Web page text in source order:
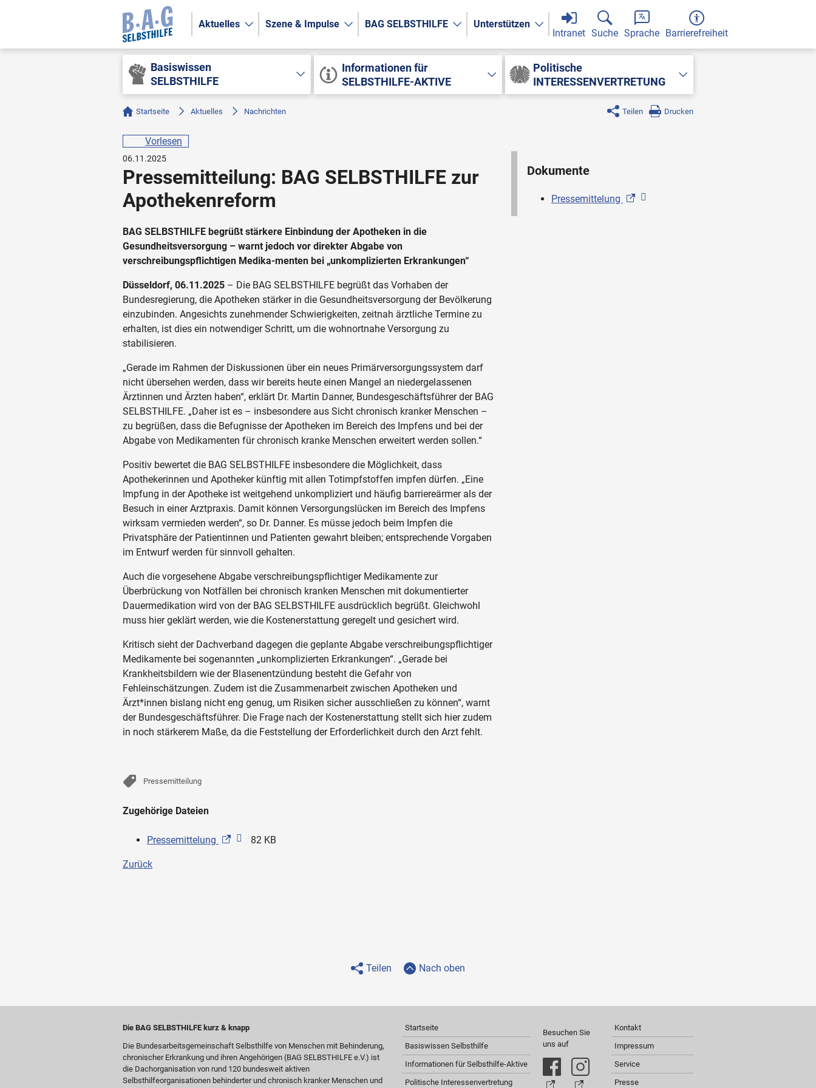
Aktuelles Szene & Impulse BAG SELBSTHILFE Unterstützen
Intranet Suche Sprache Barrierefreiheit
Basiswissen
SELBSTHILFE
Informationen für
SELBSTHILFE-AKTIVE
Politische
INTERESSENVERTRETUNG
Startseite Aktuelles Nachrichten Teilen Drucken
Vorlesen
06.11.2025
Pressemitteilung: BAG SELBSTHILFE zur
Apothekenreform
BAG SELBSTHILFE begrüßt stärkere Einbindung der Apotheken in die
Gesundheitsversorgung – warnt jedoch vor direkter Abgabe von
verschreibungspflichtigen Medika-menten bei „unkomplizierten Erkrankungen“
Düsseldorf, 06.11.2025 – Die BAG SELBSTHILFE begrüßt das Vorhaben der
Bundesregierung, die Apotheken stärker in die Gesundheitsversorgung der Bevölkerung
einzubinden. Angesichts zunehmender Schwierigkeiten, zeitnah ärztliche Termine zu
erhalten, ist dies ein notwendiger Schritt, um die wohnortnahe Versorgung zu
stabilisieren.
„Gerade im Rahmen der Diskussionen über ein neues Primärversorgungssystem darf
nicht übersehen werden, dass wir bereits heute einen Mangel an niedergelassenen
Ärztinnen und Ärzten haben“, erklärt Dr. Martin Danner, Bundesgeschäftsführer der BAG
SELBSTHILFE. „Daher ist es – insbesondere aus Sicht chronisch kranker Menschen –
zu begrüßen, dass die Befugnisse der Apotheken im Bereich des Impfens und bei der
Abgabe von Medikamenten für chronisch kranke Menschen erweitert werden sollen.“
Positiv bewertet die BAG SELBSTHILFE insbesondere die Möglichkeit, dass
Apothekerinnen und Apotheker künftig mit allen Totimpfstoffen impfen dürfen. „Eine
Impfung in der Apotheke ist weitgehend unkompliziert und häufig barriereärmer als der
Besuch in einer Arztpraxis. Damit können Versorgungslücken im Bereich des Impfens
wirksam vermieden werden“, so Dr. Danner. Es müsse jedoch beim Impfen die
Privatsphäre der Patientinnen und Patienten gewahrt bleiben; entsprechende Vorgaben
im Entwurf werden für sinnvoll gehalten.
Auch die vorgesehene Abgabe verschreibungspflichtiger Medikamente zur
Überbrückung von Notfällen bei chronisch kranken Menschen mit dokumentierter
Dauermedikation wird von der BAG SELBSTHILFE ausdrücklich begrüßt. Gleichwohl
muss hier geklärt werden, wie die Kostenerstattung geregelt und gesichert wird.
Kritisch sieht der Dachverband dagegen die geplante Abgabe verschreibungspflichtiger
Medikamente bei sogenannten „unkomplizierten Erkrankungen“. „Gerade bei
Krankheitsbildern wie der Blasenentzündung besteht die Gefahr von
Fehleinschätzungen. Zudem ist die Zusammenarbeit zwischen Apotheken und
Ärzt*innen bislang nicht eng genug, um Risiken sicher ausschließen zu können“, warnt
der Bundesgeschäftsführer. Die Frage nach der Kostenerstattung stellt sich hier zudem
in noch stärkerem Maße, da die Feststellung der Erforderlichkeit durch den Arzt fehlt.
Pressemitteilung
Zugehörige Dateien
Pressemittelung 82 KB
Zurück
Dokumente
Pressemittelung
Teilen Nach oben
Die BAG SELBSTHILFE kurz & knapp
Die Bundesarbeitsgemeinschaft Selbsthilfe von Menschen mit Behinderung,
chronischer Erkrankung und ihren Angehörigen (BAG SELBSTHILFE e.V.) ist
die Dachorganisation von rund 120 bundesweit aktiven
Selbsthilfeorganisationen behinderter und chronisch kranker Menschen und
Startseite
Basiswissen Selbsthilfe
Informationen für Selbsthilfe-Aktive
Politische Interessenvertretung
Besuchen Sie
uns auf
Kontakt
Impressum
Service
Presse